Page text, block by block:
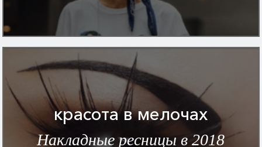
красота в мелочах
Накладные ресницы в 2018